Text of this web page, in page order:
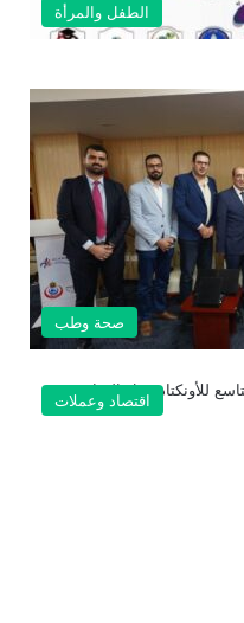
الطفل والمرأة
صحة وطب
اقتصاد وعملات